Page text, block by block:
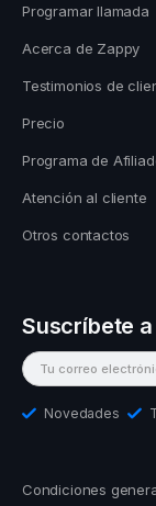
Programar llamada
Acerca de Zappy
Testimonios de
Precio
Programa de
Atención al cliente
Otros contactos
Suscríbete
Novedades
Condiciones